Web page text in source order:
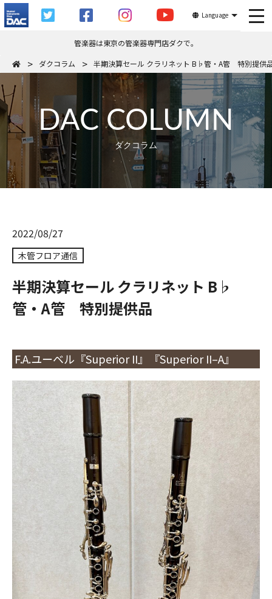
Language
管楽器は東京の管楽器専門店ダクで。
ダクコラム
半期決算セール クラリネット B♭管・A管 特別提供
DAC COLUMN
ダクコラム
2022/08/27
木管フロア通信
半期決算セール クラリネット B♭
管・A管 特別提供品
F.A.ユーベル『Superior II』『Superior II–A』